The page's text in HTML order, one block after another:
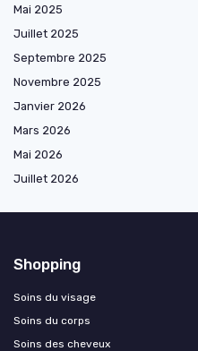
Mai 2025
Juillet 2025
Septembre 2025
Novembre 2025
Janvier 2026
Mars 2026
Mai 2026
Juillet 2026
Shopping
Soins du visage
Soins du corps
Soins des cheveux